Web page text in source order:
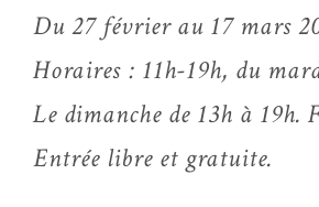
Du 27 février au 17 mars
Horaires : 11h-19h, du
Le dimanche de 13h à 19h.
Entrée libre et gratuite.